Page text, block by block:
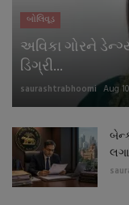
બોલિવૂડ
અવિકા ગોરને
ડિગ્રી...
saurashtrabhoomi Aug